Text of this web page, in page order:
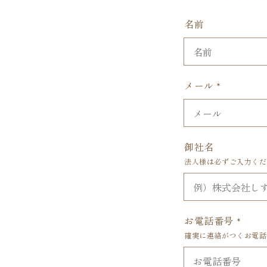
名前
メール *
御社名
法人様は必ずご入力く
お電話番号 *
確実に連絡がつくお電